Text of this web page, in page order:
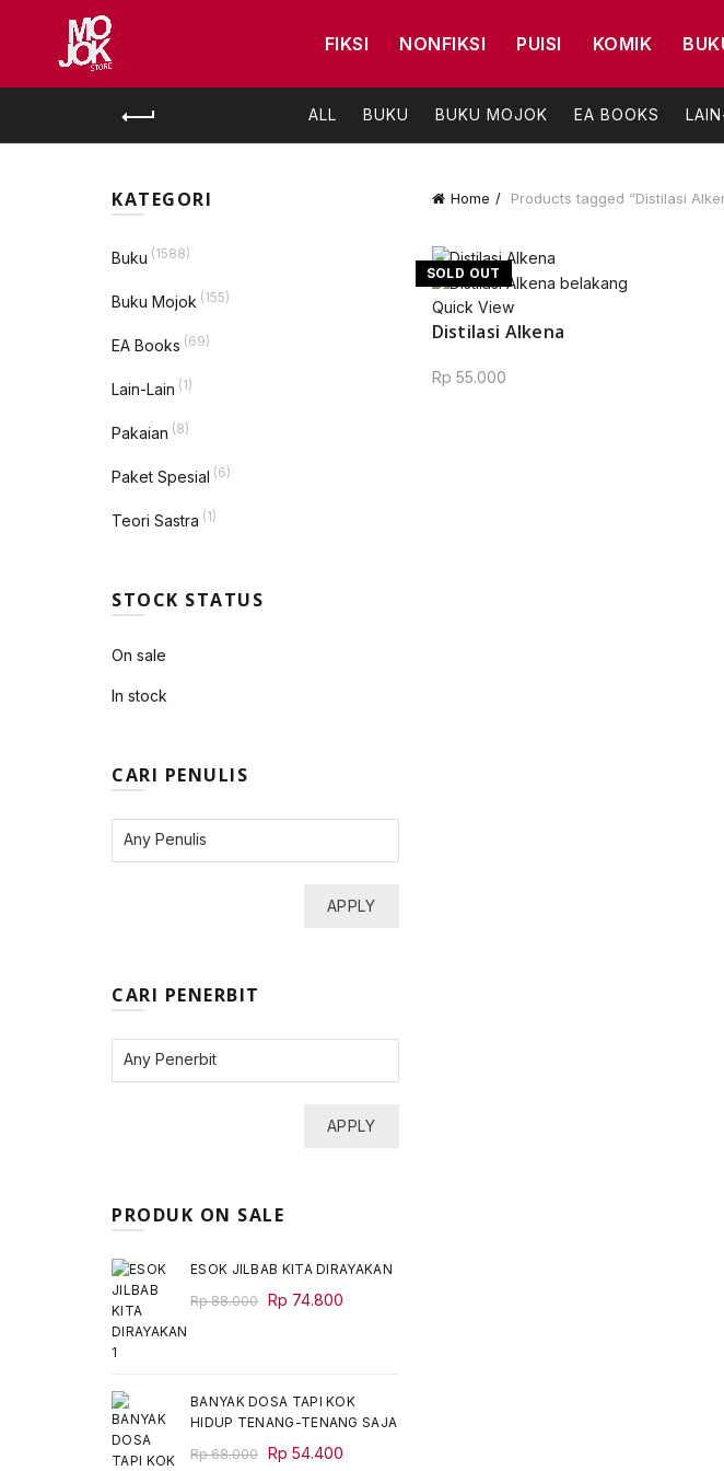
FIKSI NONFIKSI PUISI KOMIK
ALL BUKU BUKU MOJOK EA BOOKS
Home Products tagged “Distilasi
SOLD OUT
Quick View
Distilasi Alkena
Rp 55.000
KATEGORI
Buku (1588)
Buku Mojok (155)
EA Books (69)
Lain-Lain (1)
Pakaian (8)
Paket Spesial (6)
Teori Sastra (1)
STOCK STATUS
On sale
In stock
CARI PENULIS
APPLY
CARI PENERBIT
APPLY
PRODUK ON SALE
ESOK JILBAB KITA DIRAYAKAN
Rp88.000 Original
Rp 74.800
BANYAK DOSA TAPI KOK
HIDUP TENANG-TENANG SAJA
Rp68.000 Original
Rp 54.400